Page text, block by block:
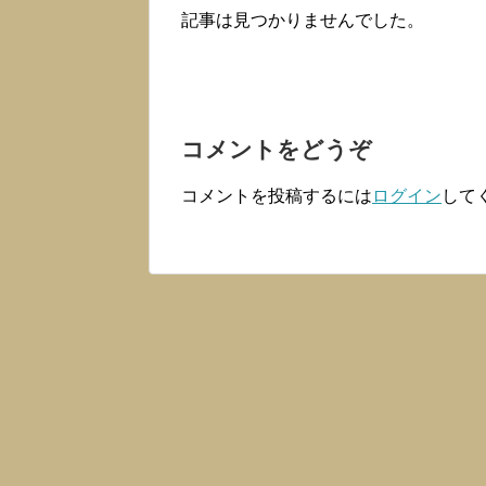
記事は見つかりませんでした。
コメントをどうぞ
コメントを投稿するには ログイン して